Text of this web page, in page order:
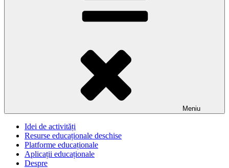
Meniu
Idei de activități
Resurse educaționale deschise
Platforme educaționale
Aplicații educaționale
Despre